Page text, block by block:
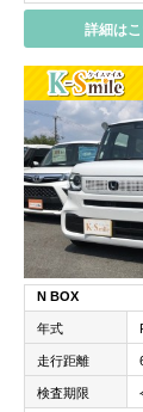
詳細は
N BOX
年式
走行距離
検査期限